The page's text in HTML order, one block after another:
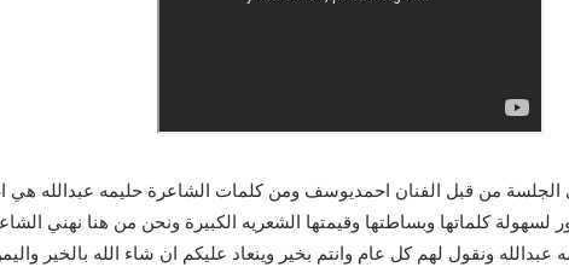
الجلسة من قبل الفنان احمديوسف ومن كلمات الشاعرة حليمه عبدالله هي
كلماتها وبساطتها وقيمتها الشعريه الكبيرة ونحن من هنا نهني
عبدالله ونقول لهم كل عام وانتم بخير وينعاد عليكم ان شاء الله بالخير